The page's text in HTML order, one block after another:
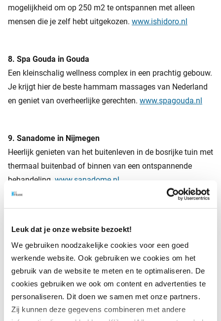
Leuk dat je onze website bezoekt!
We gebruiken noodzakelijke cookies voor een goed
werkende website. Ook gebruiken we cookies om het
gebruik van de website te meten en te optimaliseren. De
cookies gebruiken we ook om content en advertenties te
personaliseren. Dit doen we samen met onze partners.
Zij kunnen deze gegevens combineren met andere
mogelijkheid om op 250 m2 te ontspannen met alleen
mensen die je zelf hebt uitgekozen. www.ishidoro.nl
8. Spa Gouda in Gouda
Een kleinschalig wellness complex in een prachtig gebouw.
Je krijgt hier de beste hammam massages van Nederland
en geniet van overheerlijke gerechten. www.spagouda.nl
9. Sanadome in Nijmegen
Heerlijk genieten van het buitenleven in de bosrijke tuin met
thermaal buitenbad of binnen van een ontspannende
behandeling. www.sanadome.nl
Van Finse sauna, haarsauna en Romeins caldarium tot
kleurentherapiesauna en muzieksauna. Je treft het hier
allemaal.www.zuiveramsterdam.nl
Hoe financieel fit ben jij?
Naast een gezond leven wil je ook een gezond pensioen.